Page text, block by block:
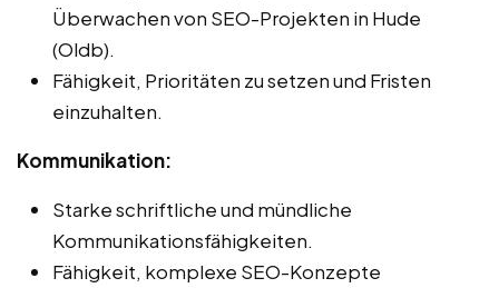
Überwachen von SEO-Projekten in Hude
(Oldb).
Fähigkeit, Prioritäten zu setzen und Fristen
einzuhalten.
Kommunikation:
Starke schriftliche und mündliche
Kommunikationsfähigkeiten.
Fähigkeit, komplexe SEO-Konzepte